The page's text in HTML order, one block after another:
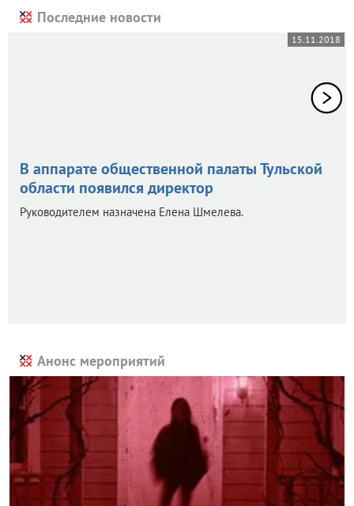
Последние новости
15.11.2018
В аппарате общественной палаты Тульской
области появился директор
Руководителем назначена Елена Шмелева.
Анонс мероприятий